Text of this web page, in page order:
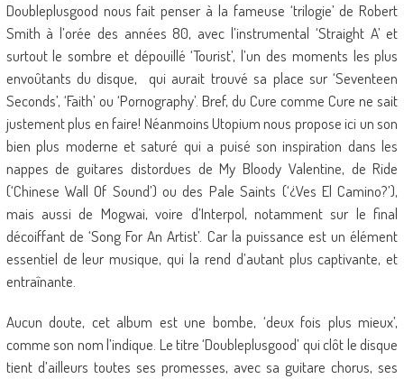
Doubleplusgood nous fait penser à la fameuse ‘trilogie’ de Robert
Smith à l’orée des années 80, avec l’instrumental ‘Straight A’ et
surtout le sombre et dépouillé ‘Tourist’, l’un des moments les plus
envoûtants du disque, qui aurait trouvé sa place sur ‘Seventeen
Seconds’, ‘Faith’ ou ‘Pornography’. Bref, du Cure comme Cure ne sait
justement plus en faire! Néanmoins Utopium nous propose ici un son
bien plus moderne et saturé qui a puisé son inspiration dans les
nappes de guitares distordues de My Bloody Valentine, de Ride
(‘Chinese Wall Of Sound’) ou des Pale Saints (‘¿Ves El Camino?’),
mais aussi de Mogwai, voire d’Interpol, notamment sur le final
décoiffant de ‘Song For An Artist’. Car la puissance est un élément
essentiel de leur musique, qui la rend d’autant plus captivante, et
entraînante.
Aucun doute, cet album est une bombe, ‘deux fois plus mieux’,
comme son nom l’indique. Le titre ‘Doubleplusgood’ qui clôt le disque
tient d’ailleurs toutes ses promesses, avec sa guitare chorus, ses